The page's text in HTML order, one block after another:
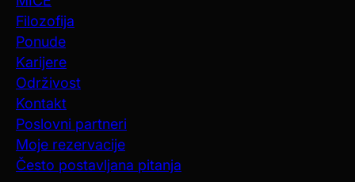
Filozofija
Ponude
Karijere
Održivost
Kontakt
Poslovni partneri
Moje rezervacije
Često postavljana pitanja